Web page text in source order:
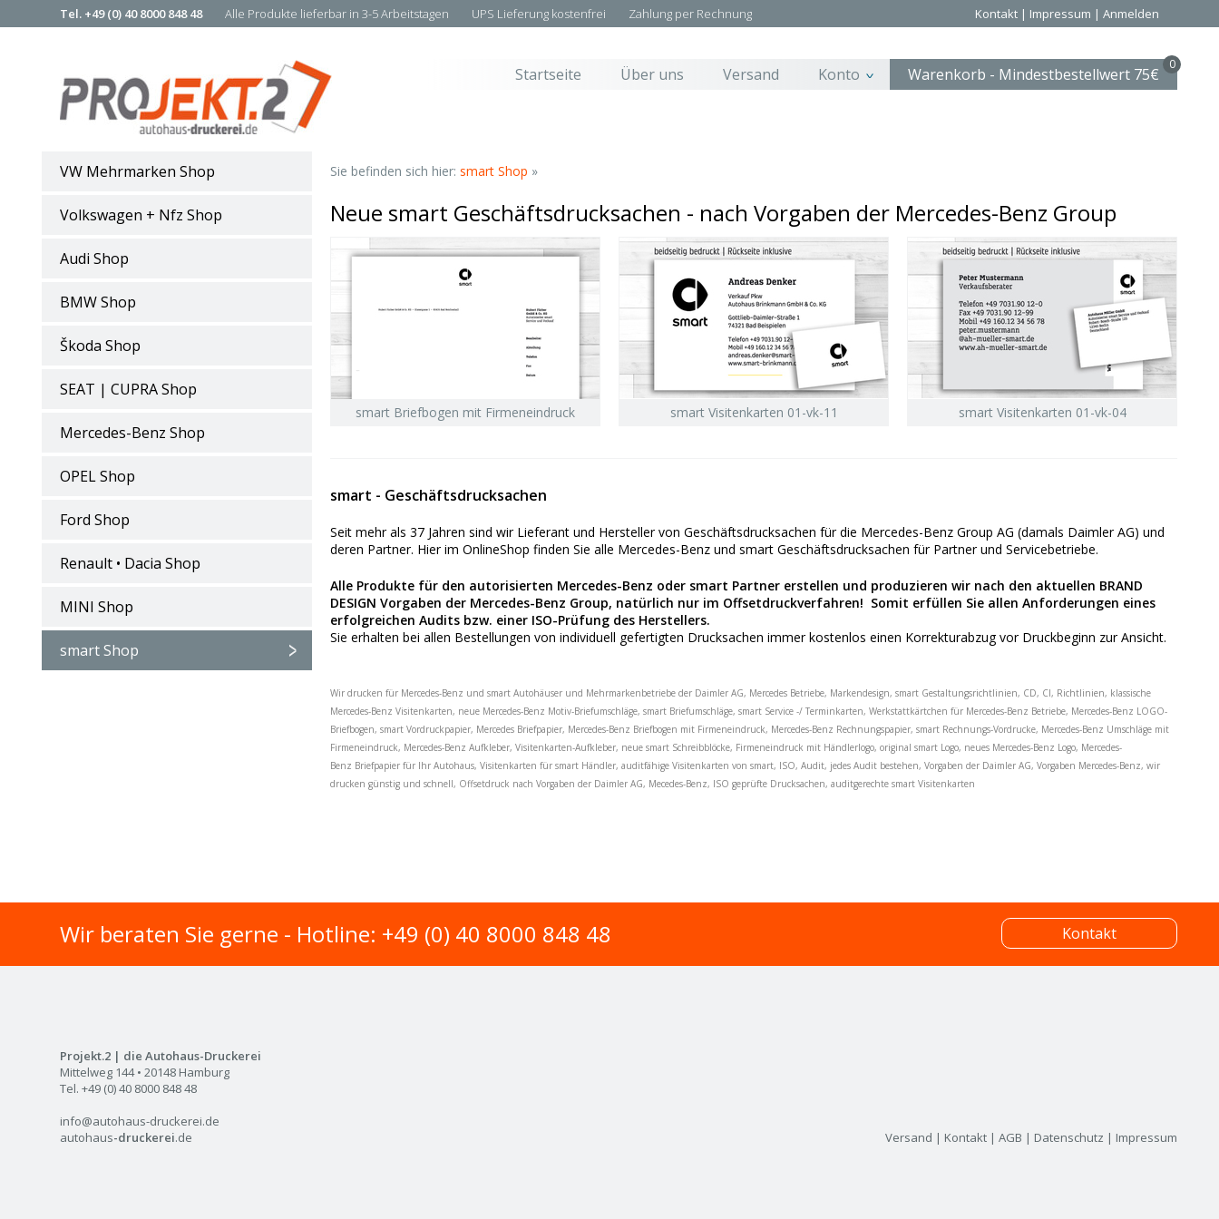
Tel. +49 (0) 40 8000 848 48 Alle Produkte lieferbar in 3-5 Arbeitstagen UPS Lieferung kostenfrei Zahlung per Rechnung Kontakt | Impressum | Anmelden
Startseite Über uns Versand Konto Warenkorb - Mindestbestellwert 75€
0
VW Mehrmarken Shop
Volkswagen + Nfz Shop
Audi Shop
BMW Shop
Škoda Shop
SEAT | CUPRA Shop
Mercedes-Benz Shop
OPEL Shop
Ford Shop
Renault • Dacia Shop
MINI Shop
smart Shop
Sie befinden sich hier: smart Shop »
Neue smart Geschäftsdrucksachen - nach Vorgaben der Mercedes-Benz Group
smart Briefbogen mit Firmeneindruck smart Visitenkarten 01-vk-11 smart Visitenkarten 01-vk-04
smart - Geschäftsdrucksachen
Seit mehr als 37 Jahren sind wir Lieferant und Hersteller von Geschäftsdrucksachen für die Mercedes-Benz Group AG (damals Daimler AG) und
deren Partner. Hier im OnlineShop finden Sie alle Mercedes-Benz und smart Geschäftsdrucksachen für Partner und Servicebetriebe.
Alle Produkte für den autorisierten Mercedes-Benz oder smart Partner erstellen und produzieren wir nach den aktuellen BRAND
DESIGN Vorgaben der Mercedes-Benz Group, natürlich nur im Offsetdruckverfahren! Somit erfüllen Sie allen Anforderungen eines
erfolgreichen Audits bzw. einer ISO-Prüfung des Herstellers.
Sie erhalten bei allen Bestellungen von individuell gefertigten Drucksachen immer kostenlos einen Korrekturabzug vor Druckbeginn zur Ansicht.
Wir drucken für Mercedes-Benz und smart Autohäuser und Mehrmarkenbetriebe der Daimler AG, Mercedes Betriebe, Markendesign, smart Gestaltungsrichtlinien, CD, CI, Richtlinien, klassische
Mercedes-Benz Visitenkarten, neue Mercedes-Benz Motiv-Briefumschläge, smart Briefumschläge, smart Service -/ Terminkarten, Werkstattkärtchen für Mercedes-Benz Betriebe, Mercedes-Benz LOGO-
Briefbogen, smart Vordruckpapier, Mercedes Briefpapier, Mercedes-Benz Briefbogen mit Firmeneindruck, Mercedes-Benz Rechnungspapier, smart Rechnungs-Vordrucke, Mercedes-Benz Umschläge mit
Firmeneindruck, Mercedes-Benz Aufkleber, Visitenkarten-Aufkleber, neue smart Schreibblöcke, Firmeneindruck mit Händlerlogo, original smart Logo, neues Mercedes-Benz Logo, Mercedes-
Benz Briefpapier für Ihr Autohaus, Visitenkarten für smart Händler, auditfähige Visitenkarten von smart, ISO, Audit, jedes Audit bestehen, Vorgaben der Daimler AG, Vorgaben Mercedes-Benz, wir
drucken günstig und schnell, Offsetdruck nach Vorgaben der Daimler AG, Mecedes-Benz, ISO geprüfte Drucksachen, auditgerechte smart Visitenkarten
Wir beraten Sie gerne - Hotline: +49 (0) 40 8000 848 48 Kontakt
Projekt.2 | die Autohaus-Druckerei
Mittelweg 144 • 20148 Hamburg
Tel. +49 (0) 40 8000 848 48
info@autohaus-druckerei.de
autohaus-druckerei.de Versand | Kontakt | AGB | Datenschutz | Impressum